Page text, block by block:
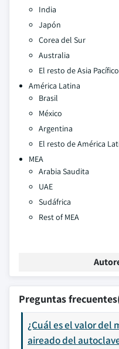
India
Japón
Corea del Sur
Australia
El resto de Asia Pacífico
América Latina
Brasil
México
Argentina
El resto de América
MEA
Arabia Saudita
UAE
Sudáfrica
Rest of MEA
Preguntas
¿Cuál es el valor del
aireado del